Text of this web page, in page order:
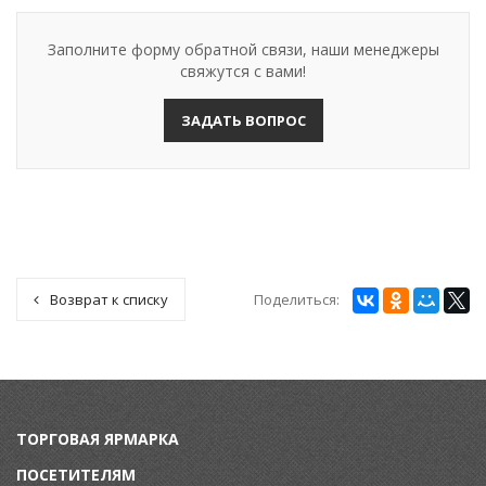
Заполните форму обратной связи, наши менеджеры
свяжутся с вами!
ЗАДАТЬ ВОПРОС
Возврат к списку Поделиться:
ТОРГОВАЯ ЯРМАРКА
ПОСЕТИТЕЛЯМ